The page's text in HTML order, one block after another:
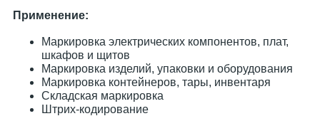
Применение:
Маркировка электрических компонентов, плат,
шкафов и щитов
Маркировка изделий, упаковки и оборудования
Маркировка контейнеров, тары, инвентаря
Складская маркировка
Штрих-кодирование